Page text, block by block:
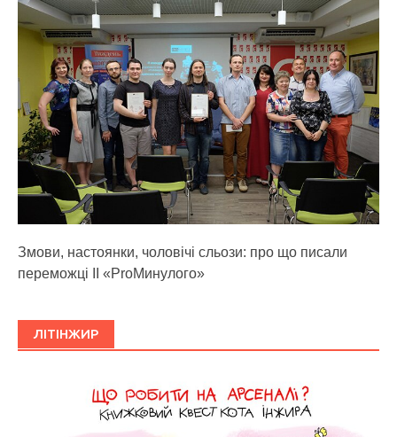
Змови, настоянки, чоловічі сльози: про що писали
переможці ІІ «ProМинулого»
ЛІТІНЖИР